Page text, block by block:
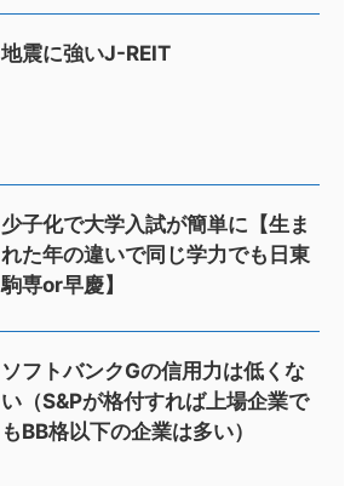
地震に強いJ-REIT
少子化で大学入試が簡単に【生ま
れた年の違いで同じ学力でも日東
駒専or早慶】
ソフトバンクGの信用力は低くな
い（S&Pが格付すれば上場企業で
もBB格以下の企業は多い）